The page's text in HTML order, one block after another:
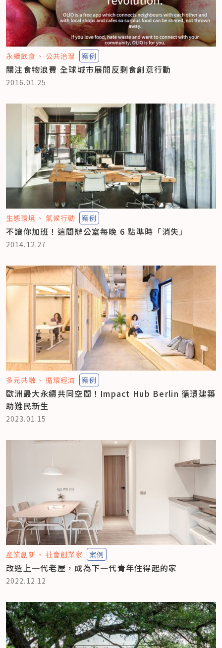
永續飲食 公共治理 案例
關注食物浪費 全球城市展開反剩食創意行動
2016.01.25
生態環境 氣候行動 案例
不讓你加班！這間辦公室每晚 6 點準時「消失」
2014.12.27
多元共融 循環經濟 案例
歐洲最大永續共同空間！Impact Hub Berlin 循環建築
助難民新生
2023.01.15
產業創新 社會創業家 案例
改造上一代老屋，成為下一代青年住得起的家
2022.12.12